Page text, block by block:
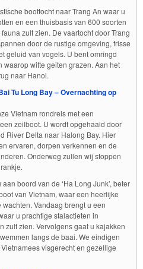
boottocht naar Trang An waar u
en een thuisbasis van 600 soorten
zult zien. De vaartocht door Trang
door de rustige omgeving, frisse
geluid van vogels. U bent omringd
witte geiten grazen. Aan het
naar Hanoi.
Tu Long Bay – Overnachting op
Vietnam rondreis met een
zeilboot. U wordt opgehaald door
River Delta naar Halong Bay. Hier
ervaren, dorpen verkennen en de
Onderweg zullen wij stoppen
boord van de ‘Ha Long Junk’, beter
van Vietnam, waar een heerlijke
Vandaag brengt u een
u prachtige stalactieten in
zult zien. Vervolgens gaat u kajakken
langs de baai. We eindigen
visgerecht en gezellige